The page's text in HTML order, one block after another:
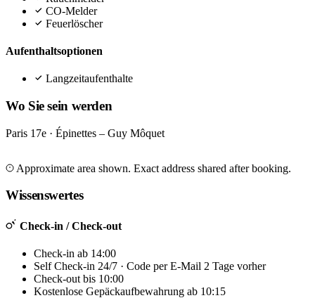
CO-Melder
Feuerlöscher
Aufenthaltsoptionen
Langzeitaufenthalte
Wo Sie sein werden
Paris 17e · Épinettes – Guy Môquet
+
−
Approximate area shown. Exact address shared after booking.
Wissenswertes
Check-in / Check-out
Check-in ab 14:00
Self Check-in 24/7 · Code per E-Mail 2 Tage vorher
Check-out bis 10:00
Kostenlose Gepäckaufbewahrung ab 10:15